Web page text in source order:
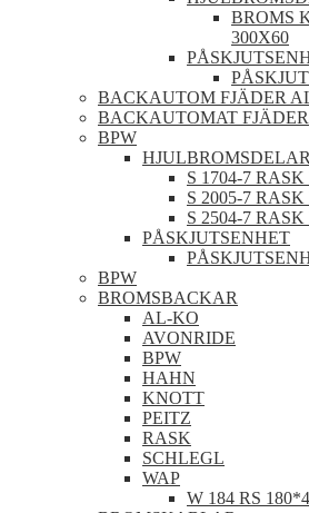
BROMS
300X60
BACKAUTOM FJÄDER
BACKAUTOMAT FJÄDER
BPW
S 1704-7
S 2005-7
S 2504-7
PÅSKJUTSENHET
BPW
BROMSBACKAR
AL-KO
AVONRIDE
BPW
HAHN
KNOTT
PEITZ
RASK
SCHLEGL
WAP
W 184 RS